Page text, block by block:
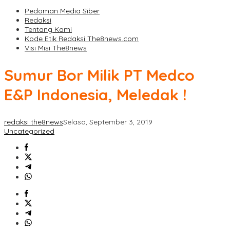
Pedoman Media Siber
Redaksi
Tentang Kami
Kode Etik Redaksi The8news.com
Visi Misi The8news
Sumur Bor Milik PT Medco
E&P Indonesia, Meledak !
redaksi the8newsSelasa, September 3, 2019
Uncategorized